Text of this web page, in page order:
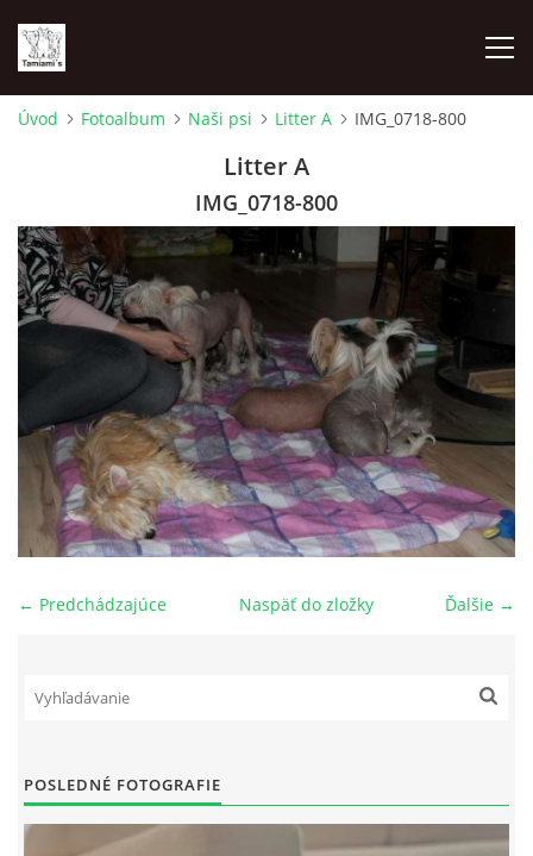
VRHY
NAŠI ŠAMPIÓNI
VÝSTAVY
FOTOALBUM
VIDEÁ
Úvod Fotoalbum Naši psi Litter A IMG_0718-800
Litter A
IMG_0718-800
← Predchádzajúce Ďalšie →
Naspäť do zložky
POSLEDNÉ FOTOGRAFIE